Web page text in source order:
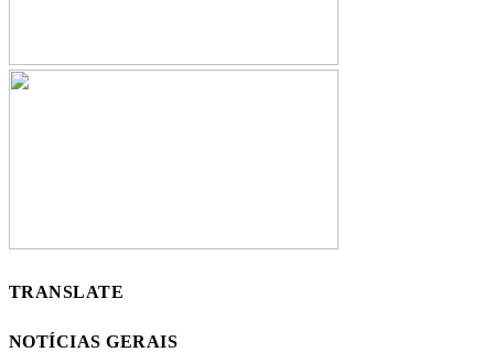
TRANSLATE
NOTÍCIAS GERAIS